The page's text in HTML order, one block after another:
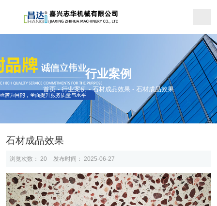
行业案例
首页-行业案例 -石材成品效果 - 石材成品效果
石材成品效果
浏览次数： 20 发布时间： 2025-06-27